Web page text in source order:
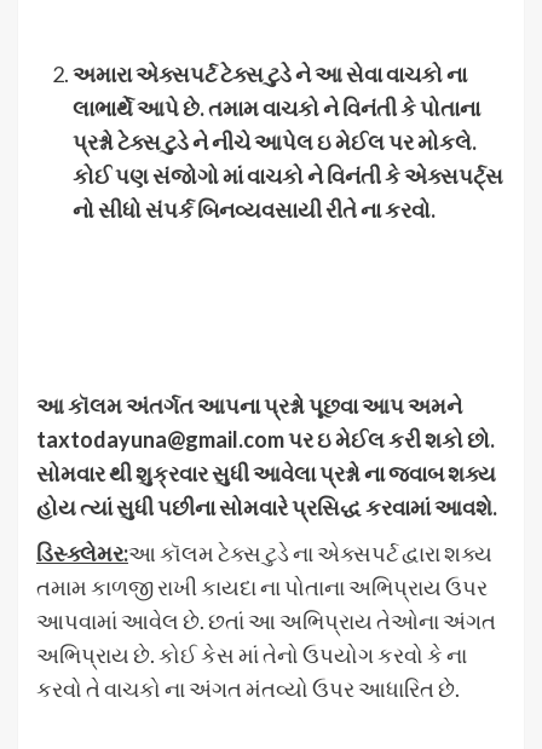
અમારા એક્સપર્ટ ટેક્સ ટુડે ને આ સેવા વાચકો ના
લાભાર્થે આપે છે.તમામ વાચકો ને વિનંતી કે પોતાના
પ્રશ્નો ટેક્સ ટુડે ને નીચે આપેલ ઇ મેઈલ પર મોકલે.
કોઈ પણ સંજોગો માં વાચકો ને વિનંતી કે એક્સપર્ટ્સ
નો સીધો સંપર્ક બિનવ્યવસાયી રીતે ના કરવો.
આ કૉલમ અંતર્ગત આપના પ્રશ્નો પૂછવા આપ અમને
taxtodayuna@gmail.comપર ઇ મેઈલ કરી શકો છો.
સોમવાર થી શુક્રવાર સુધી આવેલા પ્રશ્નો ના જવાબ શક્ય
હોય ત્યાં સુધી પછીના સોમવારે પ્રસિદ્ધ કરવામાં આવશે.
ડિસ્ક્લેમર:આ કૉલમ ટેક્સ ટુડે ના એક્સપર્ટ દ્વારા શક્ય
તમામ કાળજી રાખી કાયદા ના પોતાના અભિપ્રાય ઉપર
આપવામાં આવેલ છે. છતાં આ અભિપ્રાય તેઓના અંગત
અભિપ્રાય છે. કોઈ કેસ માં તેનો ઉપયોગ કરવો કે ના
કરવો તે વાચકો ના અંગત મંતવ્યો ઉપર આધારિત છે.